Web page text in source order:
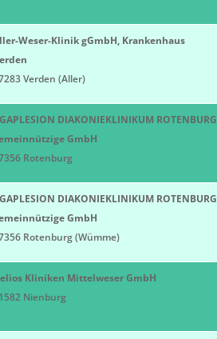
Weser-Klinik gGmbH, Krankenhaus
Verden (Aller)
DIAKONIEKLINIKUM ROTENBURG
GmbH
Rotenburg
DIAKONIEKLINIKUM ROTENBURG
GmbH
Rotenburg (Wümme)
Kliniken Mittelweser GmbH
Nienburg